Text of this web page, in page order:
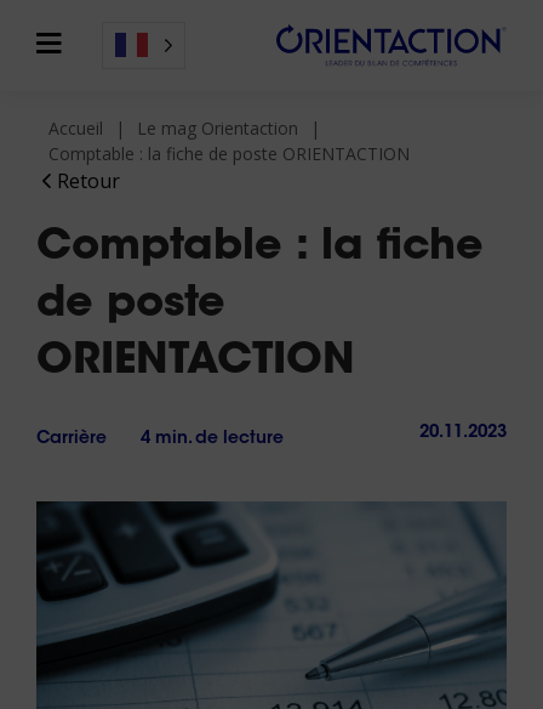
Retour
Accueil
Le mag Orientaction
Comptable : la fiche de poste ORIENTACTION
Comptable : la fiche
de poste
ORIENTACTION
Carrière 4 min. de lecture 20.11.2023